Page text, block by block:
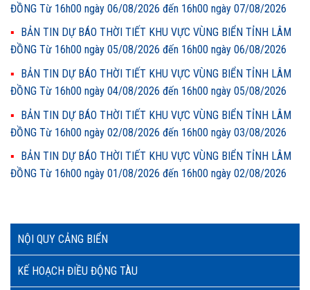
NỘI QUY CẢNG BIỂN
KẾ HOẠCH ĐIỀU ĐỘNG TÀU
ĐỒNG Từ 16h00 ngày 06/08/2026 đến 16h00 ngày 07/08/2026
BẢN TIN DỰ BÁO THỜI TIẾT KHU VỰC VÙNG BIỂN TỈNH LÂM
ĐỒNG Từ 16h00 ngày 05/08/2026 đến 16h00 ngày 06/08/2026
BẢN TIN DỰ BÁO THỜI TIẾT KHU VỰC VÙNG BIỂN TỈNH LÂM
ĐỒNG Từ 16h00 ngày 04/08/2026 đến 16h00 ngày 05/08/2026
BẢN TIN DỰ BÁO THỜI TIẾT KHU VỰC VÙNG BIỂN TỈNH LÂM
ĐỒNG Từ 16h00 ngày 02/08/2026 đến 16h00 ngày 03/08/2026
BẢN TIN DỰ BÁO THỜI TIẾT KHU VỰC VÙNG BIỂN TỈNH LÂM
ĐỒNG Từ 16h00 ngày 01/08/2026 đến 16h00 ngày 02/08/2026